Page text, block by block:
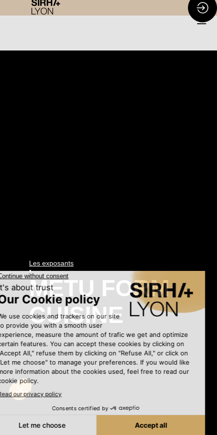
Les exposants
•
METU FORM
CUISINE